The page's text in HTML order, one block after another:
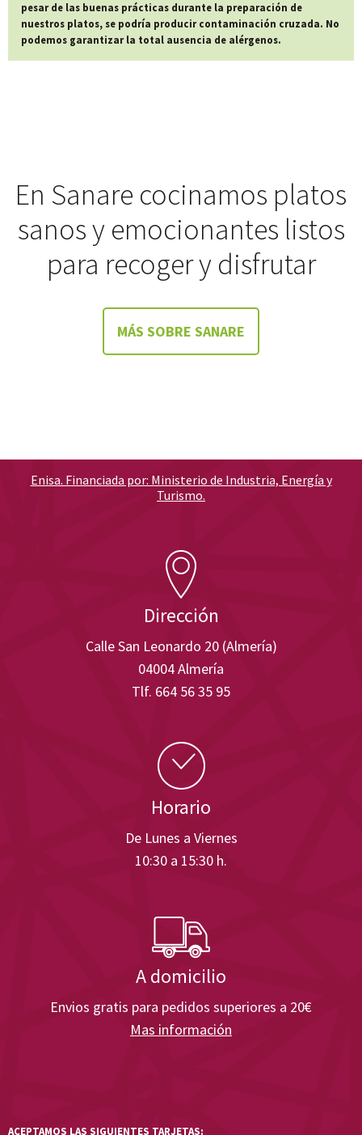
pesar de las buenas prácticas durante la preparación de
nuestros platos, se podría producir contaminación cruzada. No
podemos garantizar la total ausencia de alérgenos.
En Sanare cocinamos platos
sanos y emocionantes listos
para recoger y disfrutar
MÁS SOBRE SANARE
Dirección
Calle San Leonardo 20 (Almería)
04004 Almería
Tlf. 664 56 35 95
Horario
De Lunes a Viernes
10:30 a 15:30 h.
A domicilio
Envios gratis para pedidos superiores a 20€
Mas información
Enisa. Financiada por: Ministerio de Industria, Energía y
Turismo.
ACEPTAMOS LAS SIGUIENTES TARJETAS: